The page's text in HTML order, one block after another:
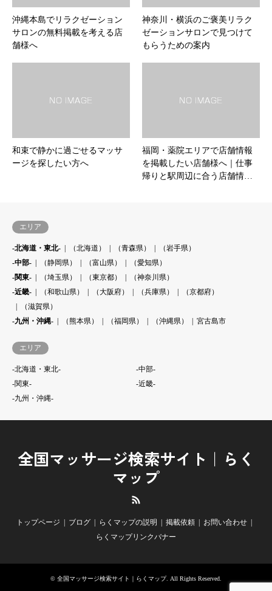
沖縄本島でリラクゼーション
サロンの無料掲載を考える店
舗様へ
神奈川・横浜のご褒美リラク
ゼーションサロンで見つけて
もらうための案内
和束で静かに過ごせるマッサ
ージを探したい方へ
福岡・薬院エリアで店舗情報
を掲載したい店舗様へ｜仕事
帰りと駅周辺に合う店舗情…
エリア
-北海道・東北- （北海道） （青森県）
（岩手県）
-中部-
（静岡県） （富山県）
（愛知県）
-関東-
（埼玉県） （東京都）
（神奈川県）
-近畿-
（和歌山県） （大阪府） （兵庫県）
（京都府）
（滋賀県）
-九州・沖縄-
（熊本県） （福岡県） （沖縄県） 宮古島市
エリア
-北海道・東北-
-中部-
-関東-
-近畿-
-九州・沖縄-
全国マッサージ検索サイト｜らく
マップ
トップページ ブログ らくマップの説明 掲載依頼
お問い合わせ
らくマップリンクバナー
© 全国マッサージ検索サイト｜らくマップ. All Rights Reserved.